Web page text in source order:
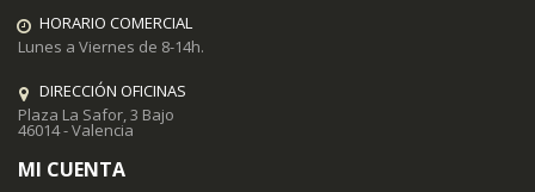
HORARIO COMERCIAL
Lunes a Viernes de 8-14h.
DIRECCIÓN OFICINAS
Plaza La Safor, 3 Bajo
46014 - Valencia
MI CUENTA